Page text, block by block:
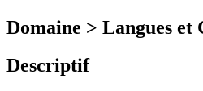
Domaine > Langues et
Descriptif